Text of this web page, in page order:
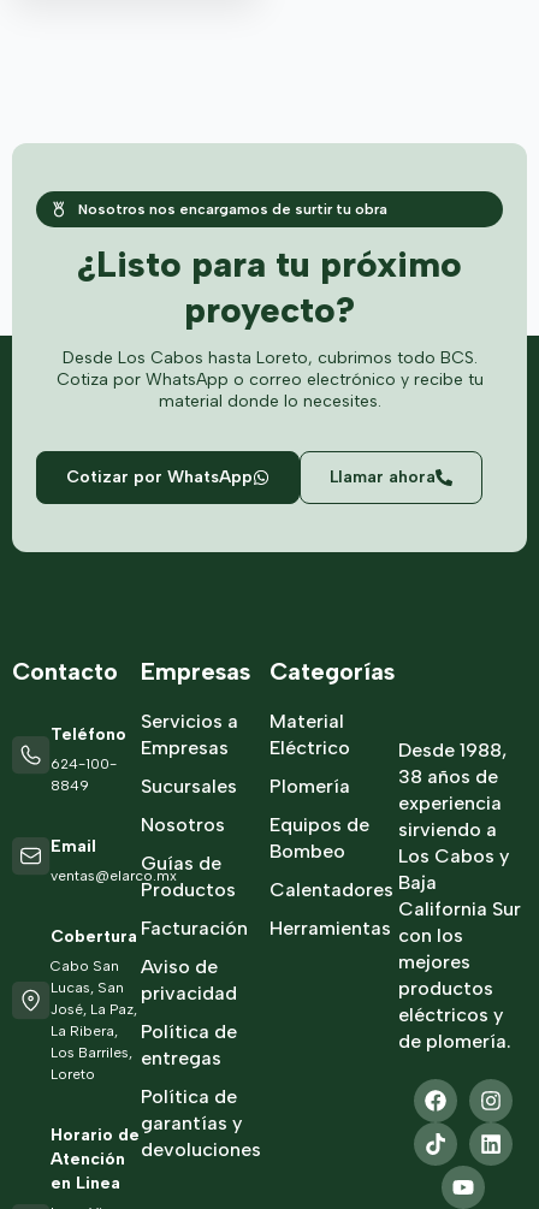
Nosotros nos encargamos de surtir tu obra
¿Listo para tu próximo
proyecto?
Desde Los Cabos hasta Loreto, cubrimos todo BCS.
Cotiza por WhatsApp o correo electrónico y recibe tu
material donde lo necesites.
Cotizar por WhatsApp Llamar ahora
Desde 1988,
38 años de
experiencia
sirviendo a
Los Cabos y
Baja
California Sur
con los
mejores
productos
eléctricos y
de plomería.
Categorías
Material
Eléctrico
Plomería
Equipos de
Bombeo
Calentadores
Herramientas
Empresas
Servicios a
Empresas
Sucursales
Nosotros
Guías de
Productos
Facturación
Aviso de
privacidad
Política de
entregas
Política de
garantías y
devoluciones
Contacto
Teléfono
624-100-
8849
Email
ventas@elarco.mx
Cobertura
Cabo San
Lucas, San
José, La Paz,
La Ribera,
Los Barriles,
Loreto
Horario de
Atención
en Linea